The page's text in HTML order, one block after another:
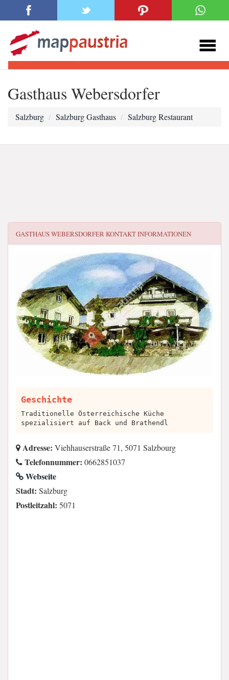
Gasthaus Webersdorfer
Salzburg Salzburg Gasthaus Salzburg Restaurant
GASTHAUS WEBERSDORFERKONTAKT INFORMATIONEN
Geschichte
Traditionelle Österreichische Küche
spezialisiert auf Back und Brathendl
Adresse: Viehhauserstraße 71, 5071 Salzbourg
Telefonnummer: 0662851037
Webseite
Stadt: Salzburg
Postleitzahl: 5071